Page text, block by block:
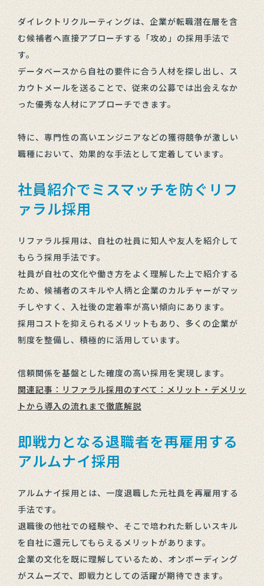
ダイレクトリクルーティングは、企業が転職潜在層を含
む候補者へ直接アプローチする「攻め」の採用手法で
す。
データベースから自社の要件に合う人材を探し出し、ス
カウトメールを送ることで、従来の公募では出会えなか
った優秀な人材にアプローチできます。
特に、専門性の高いエンジニアなどの獲得競争が激しい
職種において、効果的な手法として定着しています。
社員紹介でミスマッチを防ぐリフ
ァラル採用
リファラル採用は、自社の社員に知人や友人を紹介して
もらう採用手法です。
社員が自社の文化や働き方をよく理解した上で紹介する
ため、候補者のスキルや人柄と企業のカルチャーがマッ
チしやすく、入社後の定着率が高い傾向にあります。
採用コストを抑えられるメリットもあり、多くの企業が
制度を整備し、積極的に活用しています。
信頼関係を基盤とした確度の高い採用を実現します。
関連記事：リファラル採用のすべて：メリット・デメリッ
トから導入の流れまで徹底解説
即戦力となる退職者を再雇用する
アルムナイ採用
アルムナイ採用とは、一度退職した元社員を再雇用する
手法です。
退職後の他社での経験や、そこで培われた新しいスキル
を自社に還元してもらえるメリットがあります。
企業の文化を既に理解しているため、オンボーディング
がスムーズで、即戦力としての活躍が期待できます。